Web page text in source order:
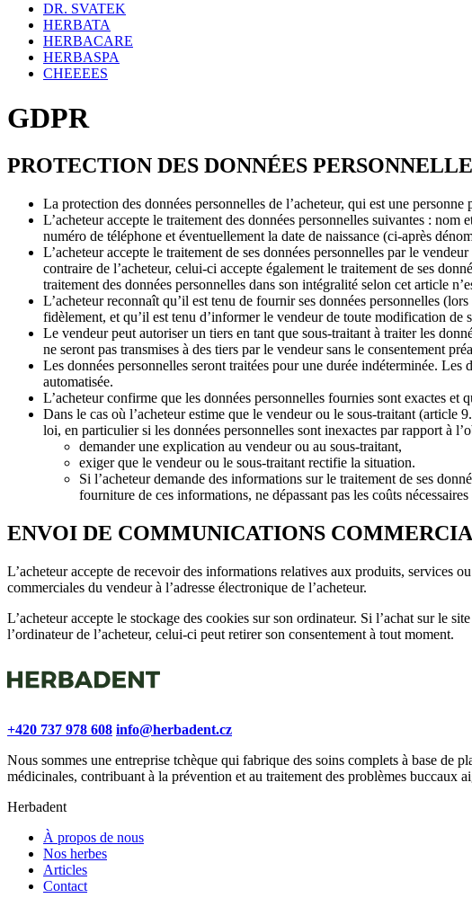
DR. SVATEK
HERBATA
HERBACARE
HERBASPA
CHEEEES
GDPR
PROTECTION DES DONNÉES
La protection des données personnelles de l’acheteur, qui est une
L’acheteur accepte le traitement des données personnelles suivantes :
numéro de téléphone et éventuellement la date de naissance (ci-après
L’acheteur accepte le traitement de ses données personnelles par le
contraire de l’acheteur, celui-ci accepte également le traitement de ses
traitement des données personnelles dans son intégralité selon cet article
L’acheteur reconnaît qu’il est tenu de fournir ses données personnelles
fidèlement, et qu’il est tenu d’informer le vendeur de toute modification de
Le vendeur peut autoriser un tiers en tant que sous-traitant à traiter les
ne seront pas transmises à des tiers par le vendeur sans le consentement
Les données personnelles seront traitées pour une durée indéterminée.
automatisée.
L’acheteur confirme que les données personnelles fournies sont exactes
Dans le cas où l’acheteur estime que le vendeur ou le sous-traitant
loi, en particulier si les données personnelles sont inexactes par rapport à
demander une explication au vendeur ou au sous-traitant,
exiger que le vendeur ou le sous-traitant rectifie la situation.
Si l’acheteur demande des informations sur le traitement de ses
fourniture de ces informations, ne dépassant pas les coûts
ENVOI DE COMMUNICATIONS
L’acheteur accepte de recevoir des informations relatives aux produits, services
commerciales du vendeur à l’adresse électronique de l’acheteur.
L’acheteur accepte le stockage des cookies sur son ordinateur. Si l’achat sur le
l’ordinateur de l’acheteur, celui-ci peut retirer son consentement à tout moment.
+420 737 978 608 info@herbadent.cz
Nous sommes une entreprise tchèque qui fabrique des soins complets à base de
médicinales, contribuant à la prévention et au traitement des problèmes buccaux
Herbadent
À propos de nous
Nos herbes
Articles
Contact